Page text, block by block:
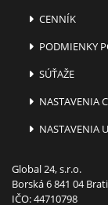
CENNÍK
PODMIENKY
SÚŤAŽE
NASTAVENIA
NASTAVENIA
Global 24, s.r.o.
Borská 6 841 04
IČO: 44710798